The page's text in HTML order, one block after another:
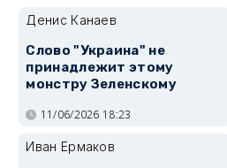
Денис Канаев
Слово "Украина" не
принадлежит этому
монстру Зеленскому
11/06/2026 18:23
Иван Ермаков